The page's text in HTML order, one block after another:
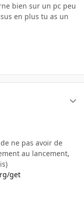
bien sur un pc peu
en plus tu as un
ne pas avoir de
au lancement,
get